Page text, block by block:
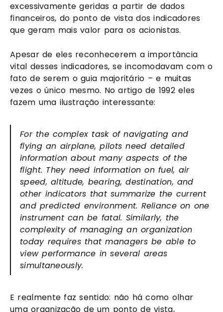
excessivamente geridas a partir de dados
financeiros, do ponto de vista dos indicadores
que geram mais valor para os acionistas.
Apesar de eles reconhecerem a importância
vital desses indicadores, se incomodavam com o
fato de serem o guia majoritário – e muitas
vezes o único mesmo. No artigo de 1992 eles
fazem uma ilustração interessante:
For the complex task of navigating and
flying an airplane, pilots need detailed
information about many aspects of the
flight. They need information on fuel, air
speed, altitude, bearing, destination, and
other indicators that summarize the current
and predicted environment. Reliance on one
instrument can be fatal. Similarly, the
complexity of managing an organization
today requires that managers be able to
view performance in several areas
simultaneously.
E realmente faz sentido: não há como olhar
uma organização de um ponto de vista,